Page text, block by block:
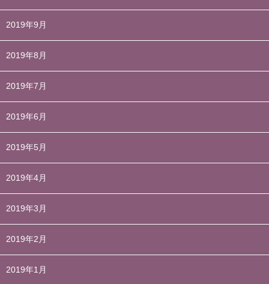
2019年9月
2019年8月
2019年7月
2019年6月
2019年5月
2019年4月
2019年3月
2019年2月
2019年1月